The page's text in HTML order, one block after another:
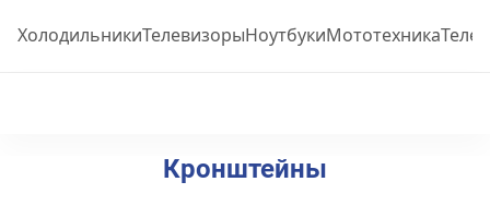
ХолодильникиТелевизорыНоутбукиМототехника
Кронштейны